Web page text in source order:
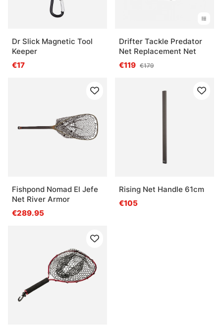
Dr Slick Magnetic Tool
Keeper
€17
Drifter Tackle Predator
Net Replacement Net
€119 €179
Fishpond Nomad El Jefe
Net River Armor
€289.95
Rising Net Handle 61cm
€105